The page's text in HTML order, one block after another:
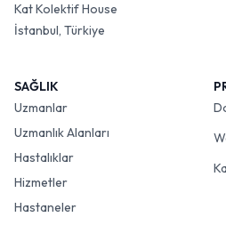
Kat Kolektif House
İstanbul, Türkiye
SAĞLIK
Uzmanlar
Uzmanlık Alanları
Hastalıklar
Hizmetler
Hastaneler